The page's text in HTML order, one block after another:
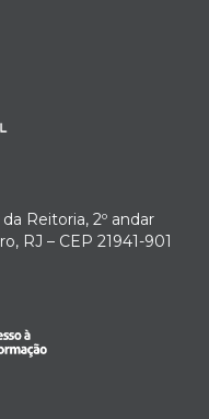
Reitoria, 2º andar
RJ – CEP 21941-901